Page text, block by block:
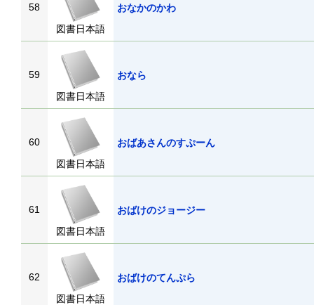
58
図書日本語
おなかのかわ
59
図書日本語
おなら
60
図書日本語
おばあさんのすぷーん
61
図書日本語
おばけのジョージー
62
図書日本語
おばけのてんぷら